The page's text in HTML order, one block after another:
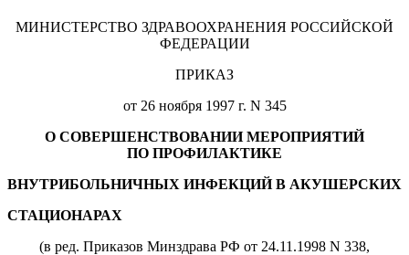
МИНИСТЕРСТВО ЗДРАВООХРАНЕНИЯ РОССИЙСКОЙ
ФЕДЕРАЦИИ
ПРИКАЗ
от 26 ноября 1997 г. N 345
О СОВЕРШЕНСТВОВАНИИ МЕРОПРИЯТИЙ
ПО ПРОФИЛАКТИКЕ
ВНУТРИБОЛЬНИЧНЫХ ИНФЕКЦИЙ В АКУШЕРСКИХ
СТАЦИОНАРАХ
(в ред. Приказов Минздрава РФ от 24.11.1998 N 338,